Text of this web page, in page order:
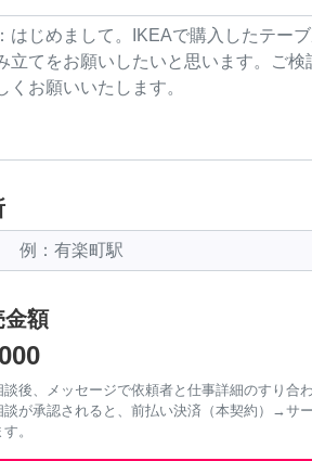
金額
談後、メッセージで依頼者と仕事詳細のすり合
談が承認されると、前払い決済（本契約）→サ
。